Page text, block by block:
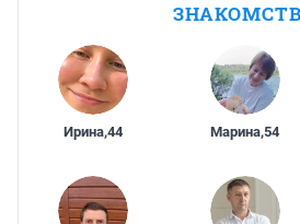
Ирина,44 Марина,54